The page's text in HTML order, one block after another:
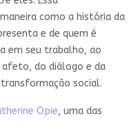
como a história da
e de quem é
em seu trabalho, ao
do diálogo e da
social.
Opie, uma das